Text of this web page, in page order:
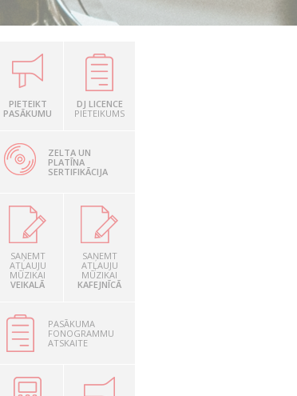
PIETEIKT
PASĀKUMU
DJ LICENCE
PIETEIKUMS
ZELTA UN
PLATĪNA
SERTIFIKĀCIJA
SAŅEMT
ATĻAUJU
MŪZIKAI
VEIKALĀ
SAŅEMT
ATĻAUJU
MŪZIKAI
KAFEJNĪCĀ
PASĀKUMA
FONOGRAMMU
ATSKAITE